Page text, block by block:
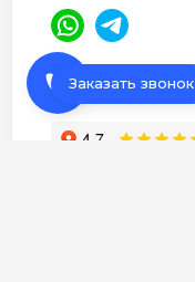
phoneЗаказать звонок